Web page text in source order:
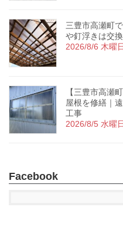
三豊市高瀬町
や釘浮きは交
2026/8/6 木曜
【三豊市高瀬
屋根を修繕｜
工事
2026/8/5 水曜
Facebook